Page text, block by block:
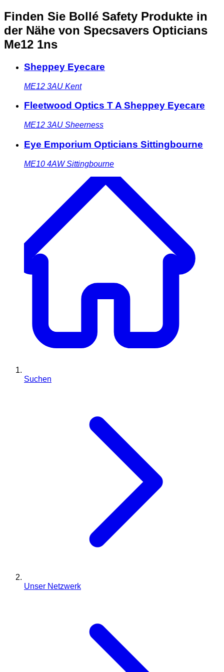
Finden Sie Bollé Safety Produkte in
der Nähe von Specsavers Opticians
Me12 1ns
Sheppey Eyecare
ME12 3AU Kent
Fleetwood Optics T A Sheppey Eyecare
ME12 3AU Sheerness
Eye Emporium Opticians Sittingbourne
ME10 4AW Sittingbourne
Suchen
Unser Netzwerk